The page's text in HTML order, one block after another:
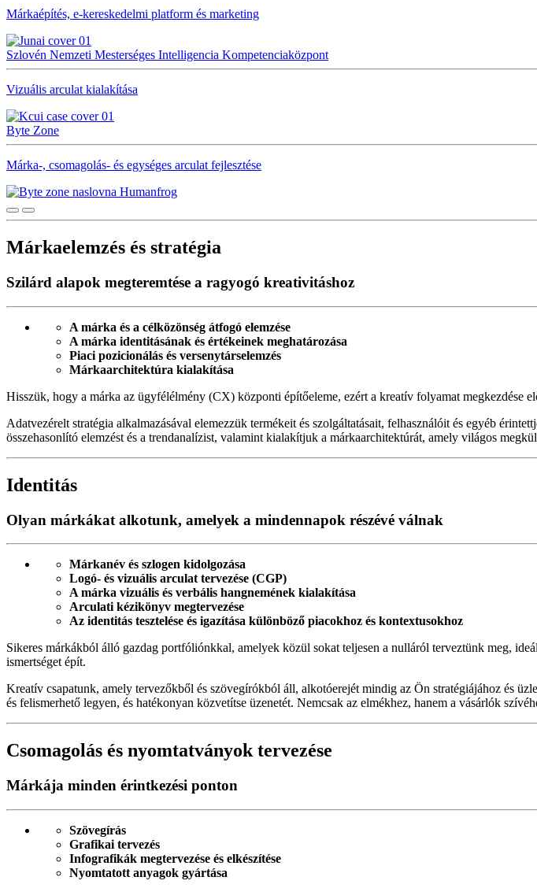
Márkaépítés, e-kereskedelmi platform és marketing
Szlovén Nemzeti Mesterséges Intelligencia Kompetenciaközpont
Vizuális arculat kialakítása
Byte Zone
Márka-, csomagolás- és egységes arculat fejlesztése
Márkaelemzés és stratégia
Szilárd alapok megteremtése a ragyogó kreativitáshoz
A márka és a célközönség átfogó elemzése
A márka identitásának és értékeinek meghatározása
Piaci pozicionálás és versenytárselemzés
Márkaarchitektúra kialakítása
Hisszük, hogy a márka az ügyfélélmény (CX) központi építőeleme, ezért a kreatív folyamat megkezdése
Adatvezérelt stratégia alkalmazásával elemezzük termékeit és szolgáltatásait, felhasználóit és egyéb
összehasonlító elemzést és a trendanalízist, valamint kialakítjuk a márkaarchitektúrát, amely világos
Identitás
Olyan márkákat alkotunk, amelyek a mindennapok részévé válnak
Márkanév és szlogen kidolgozása
Logó- és vizuális arculat tervezése (CGP)
A márka vizuális és verbális hangnemének kialakítása
Arculati kézikönyv megtervezése
Az identitás tesztelése és igazítása különböző piacokhoz és kontextusokhoz
Sikeres márkákból álló gazdag portfóliónkkal, amelyek közül sokat teljesen a nulláról terveztünk meg,
ismertséget épít.
Kreatív csapatunk, amely tervezőkből és szövegírókból áll, alkotóerejét mindig az Ön stratégiájához és
és felismerhető legyen, és hatékonyan közvetítse üzenetét. Nemcsak az elmékhez, hanem a vásárlók
Csomagolás és nyomtatványok tervezése
Márkája minden érintkezési ponton
Szövegírás
Grafikai tervezés
Infografikák megtervezése és elkészítése
Nyomtatott anyagok gyártása